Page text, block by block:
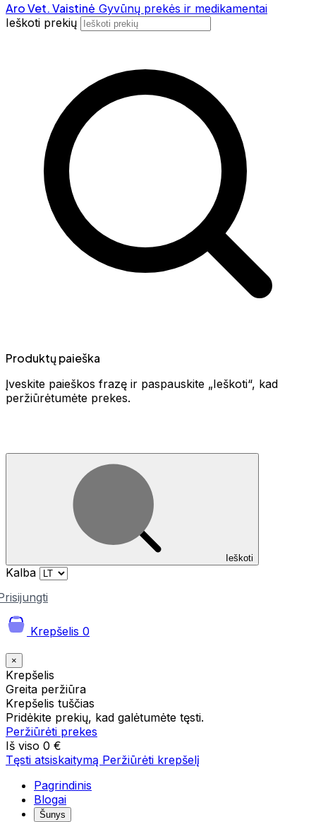
Aro Vet. Vaistinė Gyvūnų prekės ir medikamentai
Ieškoti prekių
Produktų paieška
Įveskite paieškos frazę ir paspauskite „Ieškoti“, kad
peržiūrėtumėte prekes.
Ieškoti
Kalba
Krepšelis 0
×
Krepšelis
Greita peržiūra
Krepšelis tuščias
Pridėkite prekių, kad galėtumėte tęsti.
Peržiūrėti prekes
Iš viso 0 €
Tęsti atsiskaitymą Peržiūrėti krepšelį
Pagrindinis
Blogai
Šunys